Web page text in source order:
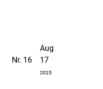
Nr. 16
Aug
17
2025